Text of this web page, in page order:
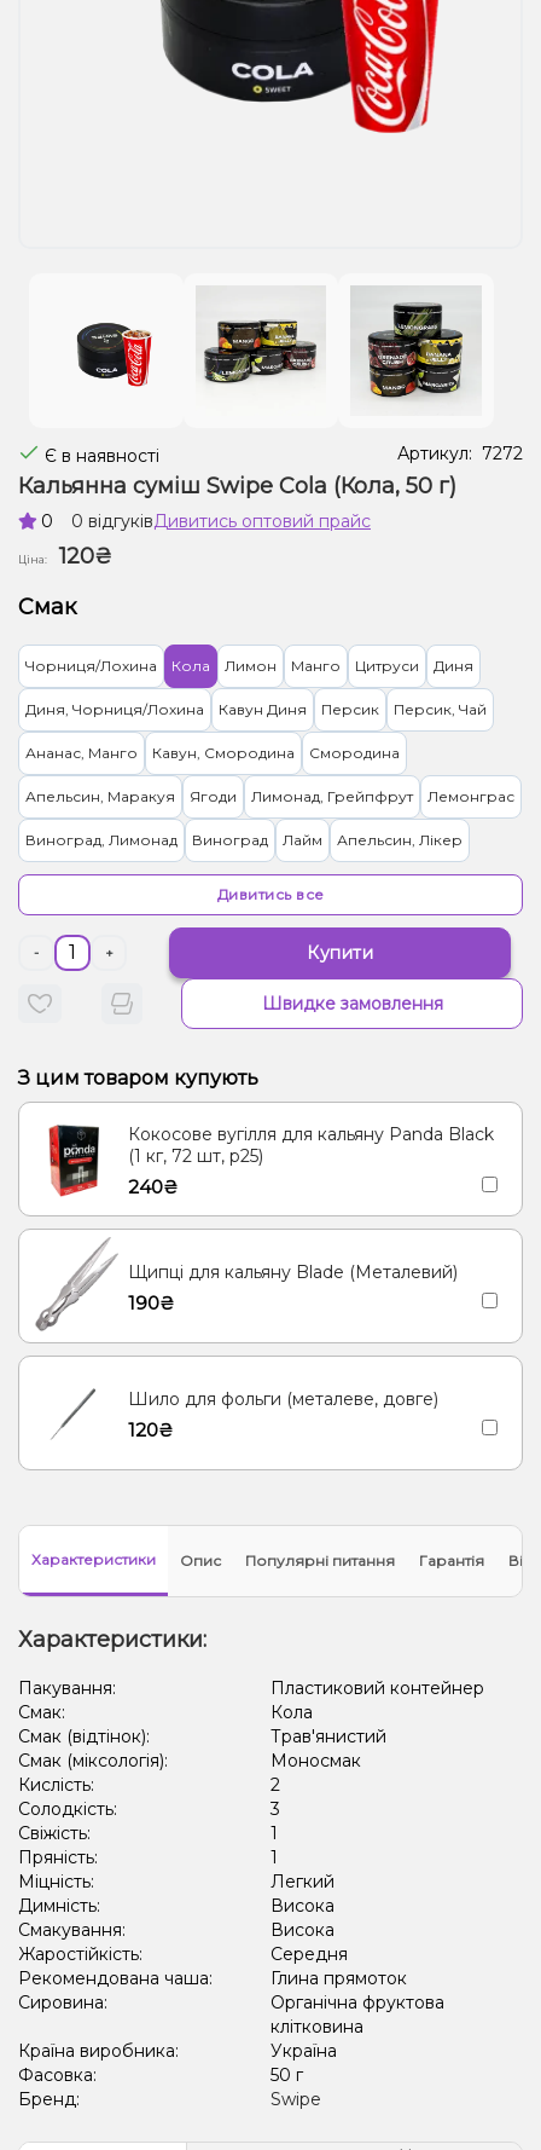
Рідини для електронних сигарет
Подарункові набори
Є в наявності Артикул: 7272
Кальянна суміш Swipe Cola (Кола, 50 г)
0 0 відгуківДивитись оптовий прайс
Ціна:
120₴
Смак
Чорниця/Лохина Кола Лимон Манго Цитруси Диня
Диня, Чорниця/Лохина Кавун Диня Персик Персик, Чай
Ананас, Манго Кавун, Смородина Смородина
Апельсин, Маракуя Ягоди Лимонад, Грейпфрут Лемонграс
Виноград, Лимонад Виноград Лайм Апельсин, Лікер
Ялинка Вівсянка/Пластівці
Жуйка (фруктова)
Малина Банан, Желе Цукерки, Мультифрукт
Енергетик Яблуко Кокос, Молоко Морозиво, Ягоди
Лід/Холодок Кориця Груша/Дюшес Полуниця, Молоко
Згущене молоко Апельсин, Манго, М'ята
Лимонад, Ягоди
Дивитись все
- + Купити
Швидке замовлення
З цим товаром купують
Кокосове вугілля для кальяну Panda Black
(1 кг, 72 шт, р25)
240₴
Щипці для кальяну Blade (Металевий)
190₴
Шило для фольги (металеве, довге)
120₴
Характеристики Опис Популярні питання Гарантія
Характеристики:
Пакування:
Пластиковий контейнер
Смак:
Кола
Смак (відтінок):
Трав'янистий
Смак (міксологія):
Моносмак
Кислість:
2
Солодкість:
3
Свіжість:
1
Пряність:
1
Міцність:
Легкий
Димність:
Висока
Смакування:
Висока
Жаростійкість:
Середня
Рекомендована чаша:
Глина прямоток
Сировина:
Органічна фруктова
клітковина
Країна виробника:
Україна
Фасовка:
50 г
Бренд:
Swipe